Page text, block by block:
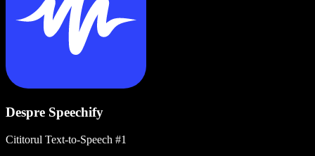
Despre Speechify
Cititorul Text-to-Speech #1